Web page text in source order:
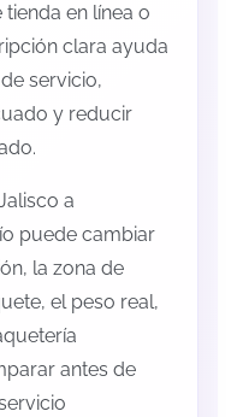
en línea o
clara ayuda
servicio,
y reducir
a
puede cambiar
la zona de
el peso real,
antes de